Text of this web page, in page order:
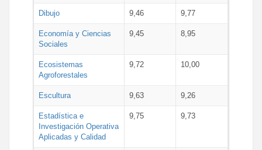
Dibujo 9,46 9,77
Economía y Ciencias
Sociales
9,45 8,95
Ecosistemas
Agroforestales
9,72 10,00
Escultura 9,63 9,26
Estadística e
Investigación Operativa
Aplicadas y Calidad
9,75 9,73